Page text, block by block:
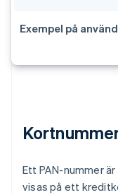
Exempel på
Ett PAN-nummer
visas på ett